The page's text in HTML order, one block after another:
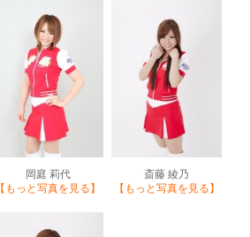
岡庭 莉代
【もっと写真を見る】
斎藤 綾乃
【もっと写真を見る】